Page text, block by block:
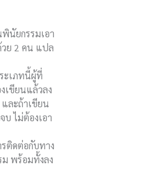
นัยกรรมเอา
วย 2 คน แปล
ะเภทนี้ผู้ที่
เขียนแล้วลง
ละถ้าเขียน
ไม่ต้องเอา
ติดต่อกับทาง
ม พร้อมทั้งลง